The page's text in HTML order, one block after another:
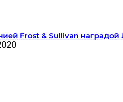
Frost & Sullivan